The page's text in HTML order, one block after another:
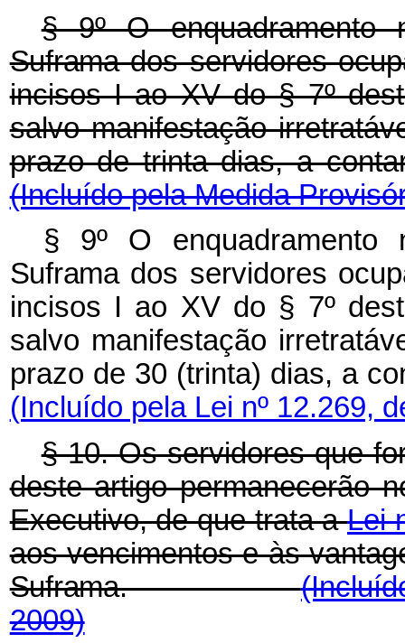
§ 9º O
Suframados servidores
incisos I ao XV do § 7º
salvo manifestação
prazo de trinta dias, a
(Incluído pela Medida
§ 9º O
Suframa dos servidores
incisos I ao XV do § 7º
salvo manifestação
prazo de 30 (trinta)
(Incluído pela Lei nº 12.269,
§ 10. Os servidores que
deste artigo permanecerão
Executivo, de que trata aLei
aos vencimentos e às
Suframa.
2009)